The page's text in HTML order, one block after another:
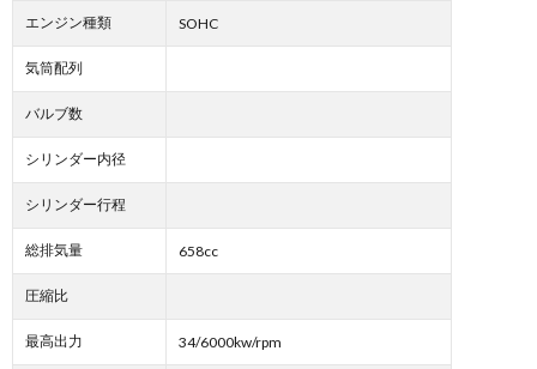
エンジン種類 SOHC
気筒配列
バルブ数
シリンダー内径
シリンダー行程
総排気量 658cc
圧縮比
最高出力 34/6000kw/rpm